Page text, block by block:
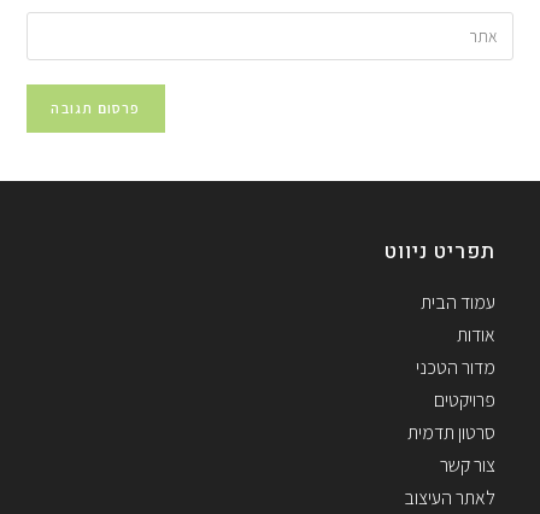
תפריט ניווט
עמוד הבית
אודות
מדור הטכני
פרויקטים
סרטון תדמית
צור קשר
לאתר העיצוב